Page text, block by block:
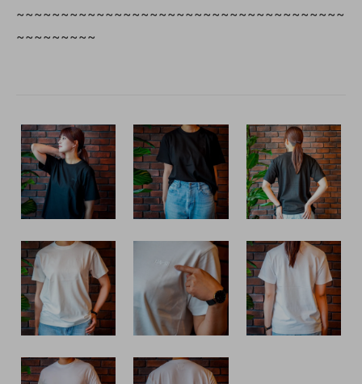
~~~~~~~~~~~~~~~~~~~~~~~~~~~~~~~~~~~~~
~~~~~~~~~